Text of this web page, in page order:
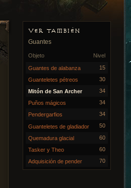
VER TAMBIÉN
Guantes
Nivel
Objeto
Guantes de alabanza 15
Guanteletes pétreos 30
Mitón de San Archer 34
Puños mágicos 34
Pendergarfios 34
Guanteletes de gladiador 50
Quemadura glacial 60
Tasker y Theo 60
Adquisición de pender 70